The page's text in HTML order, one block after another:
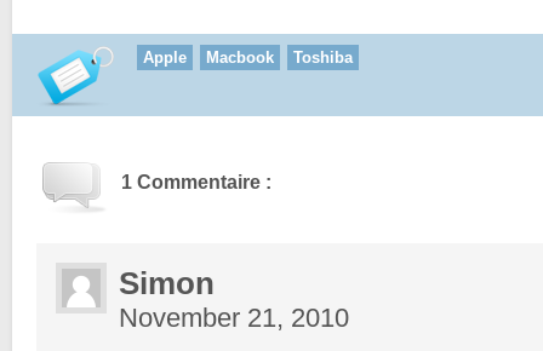
Apple Macbook Toshiba
1 Commentaire :
Simon
November 21, 2010